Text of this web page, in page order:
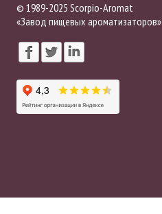
© 1989-2025 Scorpio-Aromat
«Завод пищевых ароматизаторов»